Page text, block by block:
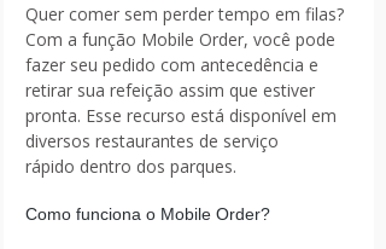
Quer comer sem perder tempo em filas?
Com a função Mobile Order, você pode
fazer seu pedido com antecedência e
retirar sua refeição assim que estiver
pronta. Esse recurso está disponível em
diversos restaurantes de serviço
rápido dentro dos parques.
Como funciona o Mobile Order?